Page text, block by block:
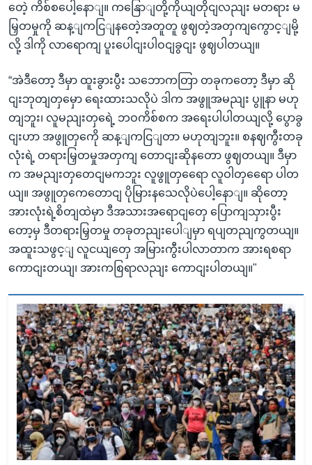
တေဲ့ ကိစ်စပေါ့နောျ။ ကနြောျတို့ကိုယျတိုငျလညျး မတရား မ
မြှတမှုကို ဆန့ျကငြျနတေဲ့အတူတူ ဖွဈတဲ့အတှကျကွောင့ျမို့
လို့ ဒါကို လာရောကျ ပူးပေါငျးပါဝငျခွငျး ဖွဈပါတယျ။
“အဲဒီတော့ ဒီမှာ ထူးခွားပွီး သဘောကတြာ တခုကတော့ ဒီမှာ ဆို
ငျးဘုတျတှမှော ရေးထားသလိုပဲ ဒါက အဖွူအမညျး ပွူနာ မဟု
တျဘူး၊ လူမညျးတှရေဲ့ ဘဝကိစ်စက အရေးပါပါတယျလို့ ပွောခွ
ငျးဟာ အဖွူတှကေို ဆန့ျကငြျတာ မဟုတျဘူး။ စနဈကွီးတခု
လုံးရဲ့ တရားမြှတမှုအတှကျ တောငျးဆိုနတော ဖွဈတယျ။ ဒီမှာ
က အမညျးတှတေငျမကဘူး လူဖွူတှရေော လူဝါတှရေော ပါတ
ယျ။ အဖွူတှကေတောငျ ပိုမြားနသေလိုပဲပေါ့နောျ။ ဆိုတော့
အားလုံးရဲ့စိတျထဲမှာ ဒီအသားအရောငျတှေ ပြောကျသှားပွီး
တော့မှ ဒီတရားမြှတမှု တခုတညျးပေါျမှာ ရပျတညျကွတယျ။
အထူးသဖွင့ျ လူငယျတှေ အမြားကွီးပါလာတာက အားရစရာ
ကောငျးတယျ၊ အားကစြရာလညျး ကောငျးပါတယျ။"